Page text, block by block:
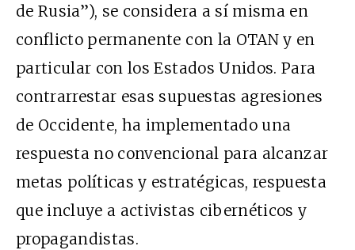
de Rusia”), se considera a sí misma en
conflicto permanente con la OTAN y en
particular con los Estados Unidos. Para
contrarrestar esas supuestas agresiones
de Occidente, ha implementado una
respuesta no convencional para alcanzar
metas políticas y estratégicas, respuesta
que incluye a activistas cibernéticos y
propagandistas.